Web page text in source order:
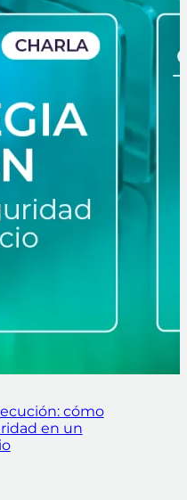
cómo
en un